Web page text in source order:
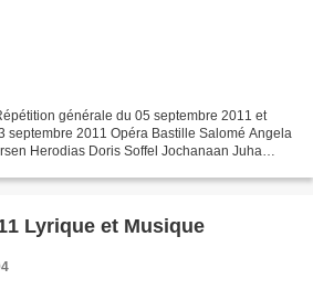
générale du 05 septembre 2011 et
septembre 2011 Opéra Bastille Salomé Angela
Herodias Doris Soffel Jochanaan Juha
Lyrique et Musique